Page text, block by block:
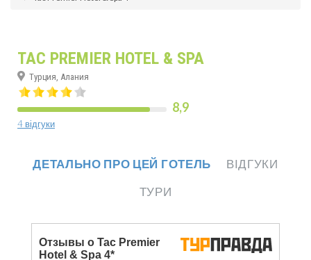
TAC PREMIER HOTEL & SPA
Турция, Алания
8,9
4 відгуки
ДЕТАЛЬНО ПРО ЦЕЙ ГОТЕЛЬ
ВІДГУКИ
ТУРИ